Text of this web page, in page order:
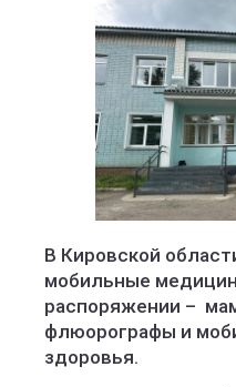
В Кировской
мобильные
распоряжении –
флюорографы и
здоровья.